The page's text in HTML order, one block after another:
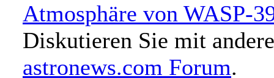
Atmosphäre von WASP-
Diskutieren Sie mit
astronews.com Forum.